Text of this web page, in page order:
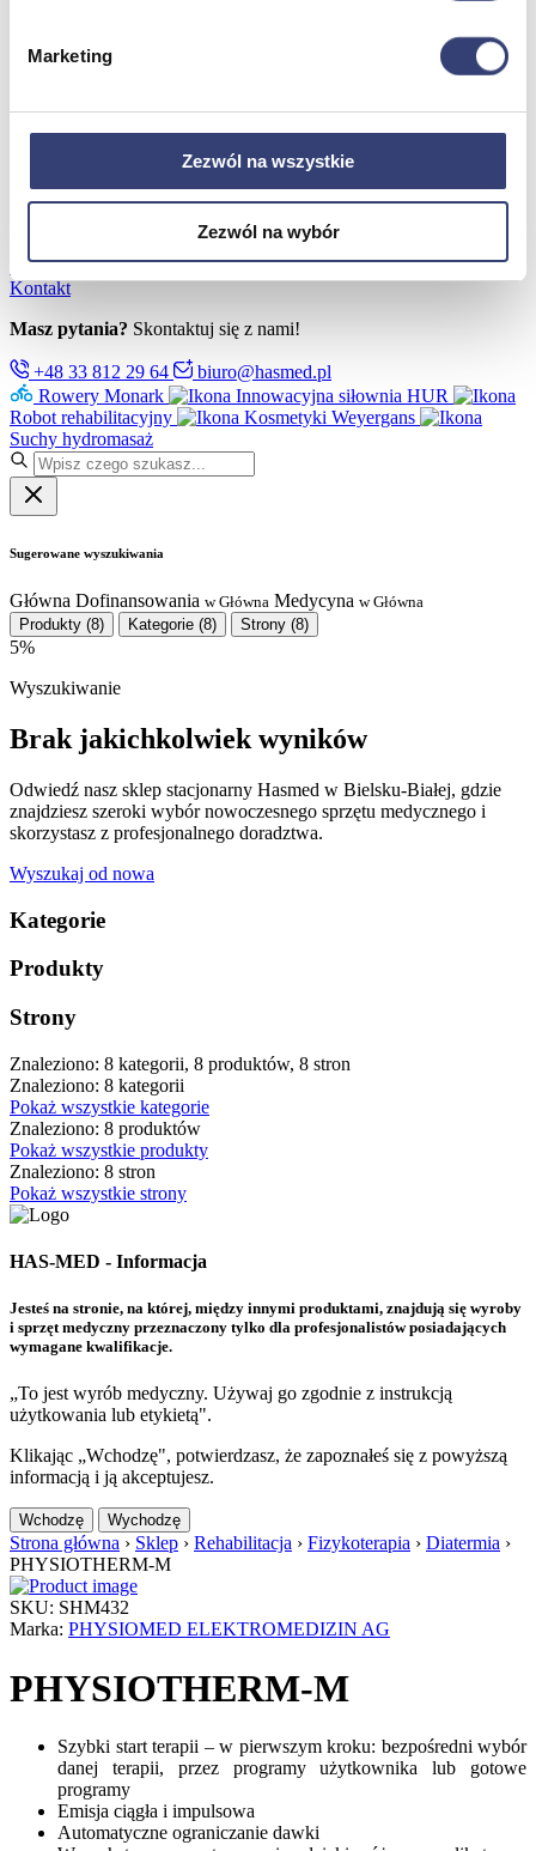
Marketing
Zezwól na wszystkie
Zezwól na wybór
Aquatizer Testowy
Robot rehabilitacyjny ROBERT®
Dla rehabilitacji
Dla stomatologów
Poznaj Hasmed
Serwis
Kontakt
Masz pytania? Skontaktuj się z nami!
+48 33 812 29 64
biuro@hasmed.pl
Rowery Monark
Innowacyjna siłownia HUR
Robot rehabilitacyjny
Kosmetyki Weyergans
Suchy hydromasaż
Sugerowane wyszukiwania
Główna Dofinansowania w Główna Medycyna w Główna
Produkty (8) Kategorie (8) Strony (8)
5%
Wyszukiwanie
Brak jakichkolwiek wyników
Odwiedź nasz sklep stacjonarny Hasmed w Bielsku-Białej, gdzie
znajdziesz szeroki wybór nowoczesnego sprzętu medycznego i
skorzystasz z profesjonalnego doradztwa.
Wyszukaj od nowa
Kategorie
Produkty
Strony
Znaleziono: 8 kategorii, 8 produktów, 8 stron
Znaleziono: 8 kategorii
Pokaż wszystkie kategorie
Znaleziono: 8 produktów
Pokaż wszystkie produkty
Znaleziono: 8 stron
Pokaż wszystkie strony
HAS-MED - Informacja
Jesteś na stronie, na której, między innymi produktami, znajdują się wyroby
i sprzęt medyczny przeznaczony tylko dla profesjonalistów posiadających
wymagane kwalifikacje.
„To jest wyrób medyczny. Używaj go zgodnie z instrukcją
użytkowania lub etykietą".
Klikając „Wchodzę", potwierdzasz, że zapoznałeś się z powyższą
informacją i ją akceptujesz.
Wchodzę Wychodzę
Strona główna › Sklep › Rehabilitacja › Fizykoterapia › Diatermia ›
PHYSIOTHERM-M
SKU: SHM432
Marka: PHYSIOMED ELEKTROMEDIZIN AG
PHYSIOTHERM-M
Szybki start terapii – w pierwszym kroku: bezpośredni wybór
danej terapii, przez programy użytkownika lub gotowe
programy
Emisja ciągła i impulsowa
Automatyczne ograniczanie dawki